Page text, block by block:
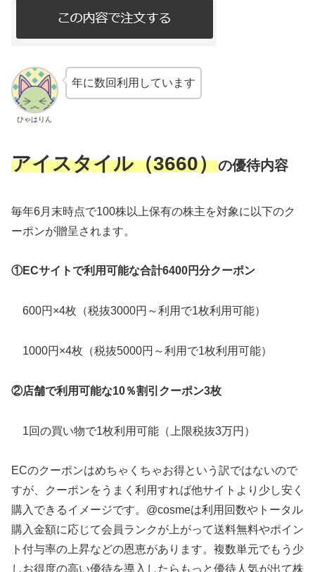
ひゃはりん
年に数回利用しています
アイスタイル（3660）の優待内容
毎年6月末時点で100株以上保有の株主を対象に以下のク
ーポンが贈呈されます。
①ECサイトで利用可能な合計6400円分クーポン
600円×4枚（税抜3000円～利用で1枚利用可能）
1000円×4枚（税抜5000円～利用で1枚利用可能）
②店舗で利用可能な10％割引クーポン3枚
1回の買い物で1枚利用可能（上限税抜3万円）
ECのクーポンはめちゃくちゃお得という訳ではないので
すが、クーポンをうまく利用すれば他サイトより少し安く
購入できるイメージです。@cosmeは利用回数やトータル
購入金額に応じて会員ランクが上がって送料無料やポイン
ト付与率の上昇などの恩恵があります。複数単元でもう少
しお得度の高い優待を導入したらもっと優待人気が出て株